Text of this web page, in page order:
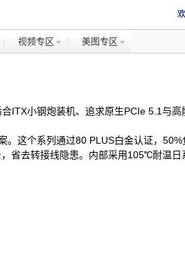
视频专区 美图专区
ITX小钢炮装机、追求原生PCIe 5.1与高
。这个系列通过80 PLUS白金认证，50%
省去转接线隐患。内部采用105℃耐温日